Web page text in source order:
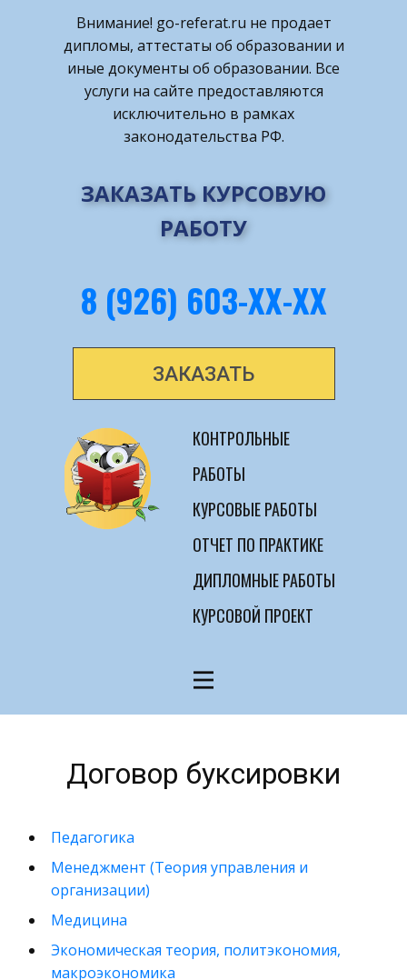
Внимание! ​go-referat.ru не продает
дипломы, аттестаты об образовании и
иные документы об образовании. Все
услуги на сайте предоставляются
исключительно в рамках
законодательства РФ.
ЗАКАЗАТЬ КУРСОВУЮ
РАБОТУ
8 (926) 603-ХХ-ХХ
ЗАКАЗАТЬ
КОНТРОЛЬНЫЕ
РАБОТЫ
КУРСОВЫЕ РАБОТЫ
ОТЧЕТ ПО ПРАКТИКЕ
ДИПЛОМНЫЕ РАБОТЫ
КУРСОВОЙ ПРОЕКТ
Договор буксировки
Педагогика
Менеджмент (Теория управления и
организации)
Медицина
Экономическая теория, политэкономия,
макроэкономика